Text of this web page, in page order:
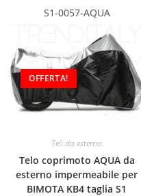
S1-0057-AQUA
OFFERTA!
Teli da esterno
Telo coprimoto AQUA da
esterno impermeabile per
BIMOTA KB4 taglia S1